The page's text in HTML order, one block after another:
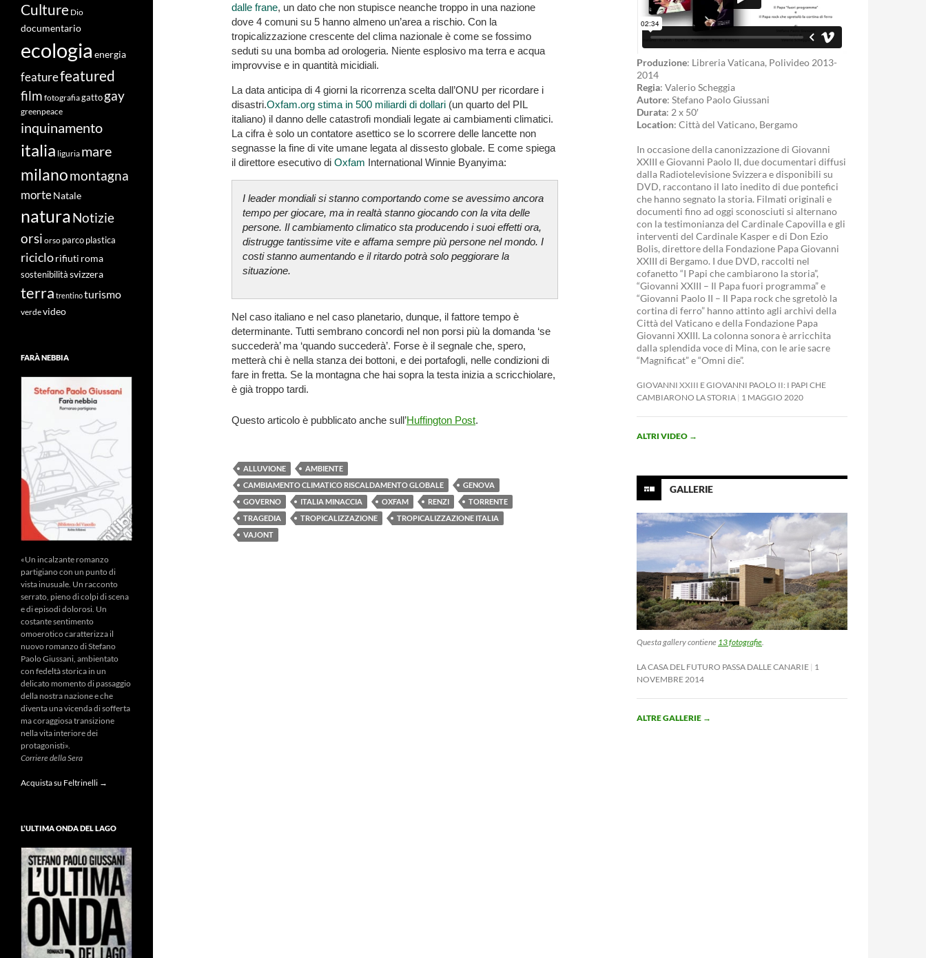
dalle frane, un dato che non stupisce neanche troppo in una nazione
dove 4 comuni su 5 hanno almeno un’area a rischio. Con la
tropicalizzazione crescente del clima nazionale è come se fossimo
seduti su una bomba ad orologeria. Niente esplosivo ma terra e acqua
improvvise e in quantità micidiali.
La data anticipa di 4 giorni la ricorrenza scelta dall’ONU per ricordare i
disastri.Oxfam.org stima in 500 miliardi di dollari (un quarto del PIL
italiano) il danno delle catastrofi mondiali legate ai cambiamenti climatici.
La cifra è solo un contatore asettico se lo scorrere delle lancette non
segnasse la fine di vite umane legata al dissesto globale. E come spiega
il direttore esecutivo di Oxfam International Winnie Byanyima:
I leader mondiali si stanno comportando come se avessimo ancora
tempo per giocare, ma in realtà stanno giocando con la vita delle
persone. Il cambiamento climatico sta producendo i suoi effetti ora,
distrugge tantissime vite e affama sempre più persone nel mondo. I
costi stanno aumentando e il ritardo potrà solo peggiorare la
situazione.
Nel caso italiano e nel caso planetario, dunque, il fattore tempo è
determinante. Tutti sembrano concordi nel non porsi più la domanda ‘se
succederà’ ma ‘quando succederà’. Forse è il segnale che, spero,
metterà chi è nella stanza dei bottoni, e dei portafogli, nelle condizioni di
fare in fretta. Se la montagna che hai sopra la testa inizia a scricchiolare,
è già troppo tardi.
Questo articolo è pubblicato anche sull’Huffington Post.
ALLUVIONE
AMBIENTE
CAMBIAMENTO CLIMATICO RISCALDAMENTO GLOBALE
GENOVA
GOVERNO
ITALIA MINACCIA OXFAM RENZI
TORRENTE
TRAGEDIA
TROPICALIZZAZIONE
TROPICALIZZAZIONE ITALIA
VAJONT
Produzione: Libreria Vaticana, Polivideo 2013-
2014
Regia: Valerio Scheggia
Autore: Stefano Paolo Giussani
Durata: 2 x 50′
Location: Città del Vaticano, Bergamo
In occasione della canonizzazione di Giovanni
XXIII e Giovanni Paolo II, due documentari diffusi
dalla Radiotelevisione Svizzera e disponibili su
DVD, raccontano il lato inedito di due pontefici
che hanno segnato la storia. Filmati originali e
documenti fino ad oggi sconosciuti si alternano
con la testimonianza del Cardinale Capovilla e gli
interventi del Cardinale Kasper e di Don Ezio
Bolis, direttore della Fondazione Papa Giovanni
XXIII di Bergamo. I due DVD, raccolti nel
cofanetto “I Papi che cambiarono la storia”,
“Giovanni XXIII – Il Papa fuori programma” e
“Giovanni Paolo II – Il Papa rock che sgretolò la
cortina di ferro” hanno attinto agli archivi della
Città del Vaticano e della Fondazione Papa
Giovanni XXIII. La colonna sonora è arricchita
dalla splendida voce di Mina, con le arie sacre
“Magnificat” e “Omni die”.
GIOVANNI XXIII E GIOVANNI PAOLO II: I PAPI CHE
CAMBIARONO LA STORIA 1 MAGGIO 2020
ALTRI VIDEO →
GALLERIE
Questa gallery contiene 13 fotografie.
LA CASA DEL FUTURO PASSA DALLE CANARIE 1
NOVEMBRE 2014
ALTRE GALLERIE →
Culture Dio
documentario
ecologia energia
featurefeatured
film fotografiagatto gay
greenpeace
inquinamento
italia liguria mare
milanomontagna
morteNatale
naturaNotizie
orsi orso parco plastica
riciclorifiuti roma
sostenibilità svizzera
terra trentinoturismo
verdevideo
FARÀ NEBBIA
«Un incalzante romanzo
partigiano con un punto di
vista inusuale. Un racconto
serrato, pieno di colpi di scena
e di episodi dolorosi. Un
costante sentimento
omoerotico caratterizza il
nuovo romanzo di Stefano
Paolo Giussani, ambientato
con fedeltà storica in un
delicato momento di passaggio
della nostra nazione e che
diventa una vicenda di sofferta
ma coraggiosa transizione
nella vita interiore dei
protagonisti».
Corriere della Sera
Acquista su Feltrinelli →
L’ULTIMA ONDA DEL LAGO